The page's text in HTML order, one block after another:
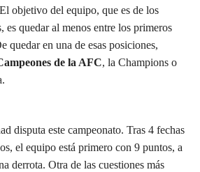
objetivo del equipo, que es de los
es quedar al menos entre los primeros
quedar en una de esas posiciones,
de la AFC, la Champions o
disputa este campeonato. Tras 4 fechas
el equipo está primero con 9 puntos, a
derrota. Otra de las cuestiones más